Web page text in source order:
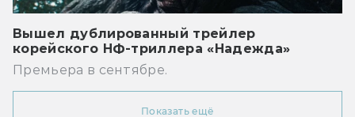
Вышел дублированный трейлер
корейского НФ-триллера «Надежда»
Премьера в сентябре.
Показать ещё